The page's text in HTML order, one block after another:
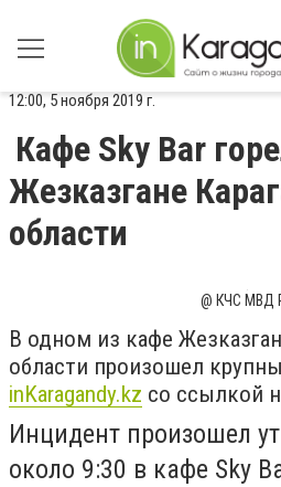
12:00, 5 ноября 2019 г.
Кафе Sky Bar
Жезказгане
области
@ КЧС МВД
В одном из кафе
области произошел
inKaragandy.kz со ссылкой
Инцидент произошел
около 9:30 в кафе Sky